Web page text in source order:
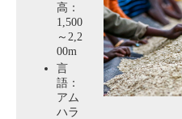
高：
1,500
～2,2
00m
言
語：
アム
ハラ